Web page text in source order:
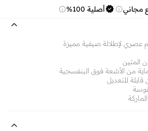
مجاني أصلية 100%
عصري لإطلالة صيفية مميزة
المتين
من الأشعة فوق البنفسجية
للتعديل